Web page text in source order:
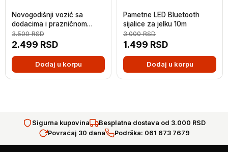
Novogodišnji vozić sa
dodacima i prazničnom
muzikom
2.499 RSD
3.500RSD
Dodaj u korpu
Pametne LED Bluetooth
sijalice za jelku 10m
1.499 RSD
3.000RSD
Dodaj u korpu
Sigurna kupovina
Besplatna dostava od 3.000 RSD
Povraćaj 30 dana
Podrška: 061 673 7679